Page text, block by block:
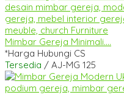
Mimbar Gereja Minimali....
*Harga Hubungi CS
Tersedia / AJ-MG 125